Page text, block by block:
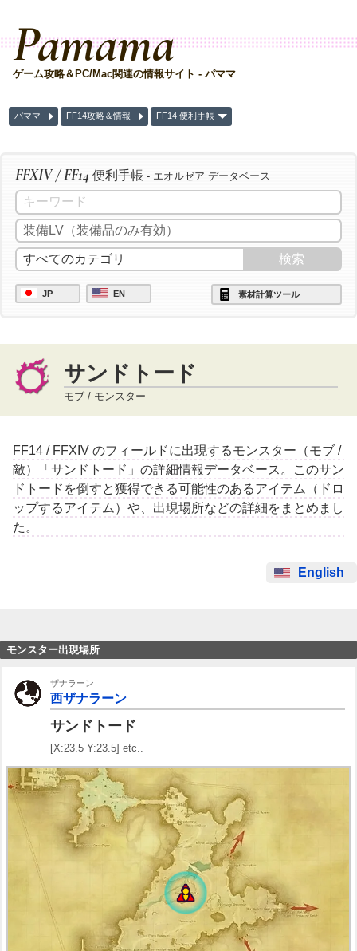
Pamama
ゲーム攻略＆PC/Mac関連の情報サイト - パママ
パママ FF14攻略＆情報 FF14 便利手帳
FFXIV / FF14 便利手帳 - エオルゼア データベース
JP EN 素材計算ツール
サンドトード
モブ / モンスター
FF14 / FFXIV のフィールドに出現するモンスター（モブ /
敵）「サンドトード」の詳細情報データベース。このサン
ドトードを倒すと獲得できる可能性のあるアイテム（ドロ
ップするアイテム）や、出現場所などの詳細をまとめまし
た。
English
モンスター出現場所
ザナラーン
西ザナラーン
サンドトード
[X:23.5 Y:23.5] etc..